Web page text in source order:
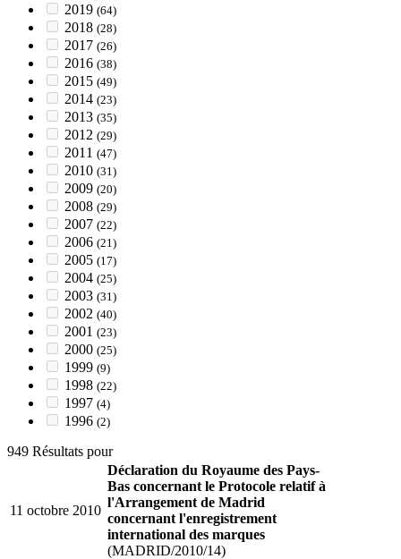
2019 (64)
2018 (28)
2017 (26)
2016 (38)
2015 (49)
2014 (23)
2013 (35)
2012 (29)
2011 (47)
2010 (31)
2009 (20)
2008 (29)
2007 (22)
2006 (21)
2005 (17)
2004 (25)
2003 (31)
2002 (40)
2001 (23)
2000 (25)
1999 (9)
1998 (22)
1997 (4)
1996 (2)
949 Résultats pour
11 octobre 2010
Déclaration du Royaume des Pays-
Bas concernant le Protocole relatif à
l'Arrangement de Madrid
concernant l'enregistrement
international des marques
(MADRID/2010/14)